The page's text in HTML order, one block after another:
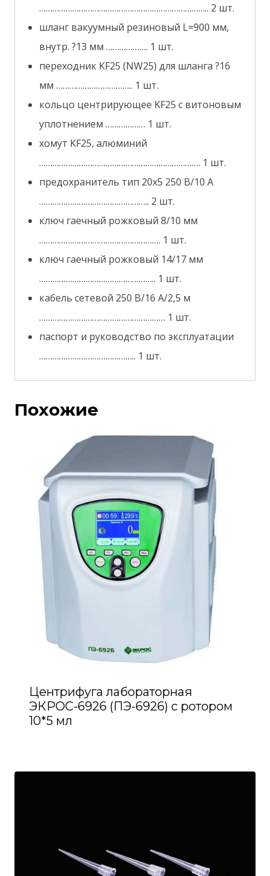
………………………………………………………………….. 2 шт.
шланг вакуумный резиновый L=900 мм,
внутр. ?13 мм ………………. 1 шт.
переходник KF25 (NW25) для шланга ?16
мм …………………………….. 1 шт.
кольцо центрирующее KF25 с витоновым
уплотнением ……………… 1 шт.
хомут KF25, алюминий
………………………………………………………………. 1 шт.
предохранитель тип 20х5 250 В/10 А
………………………………………….. 2 шт.
ключ гаечный рожковый 8/10 мм
………………………………………………. 1 шт.
ключ гаечный рожковый 14/17 мм
…………………………………………….. 1 шт.
кабель сетевой 250 В/16 А/2,5 м
………………………………………………… 1 шт.
паспорт и руководство по эксплуатации
…………………………………….. 1 шт.
Похожие
Центрифуга лабораторная
ЭКРОС-6926 (ПЭ-6926) с ротором
10*5 мл